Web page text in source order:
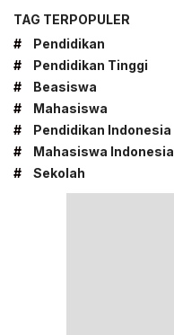
TAG TERPOPULER
#
Pendidikan
#
Pendidikan Tinggi
#
Beasiswa
#
Mahasiswa
#
Pendidikan Indonesia
#
Mahasiswa Indonesia
#
Sekolah